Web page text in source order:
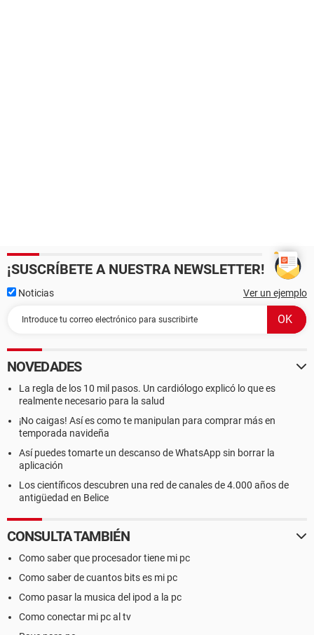
¡SUSCRÍBETE A NUESTRA NEWSLETTER!
Noticias Ver un ejemplo
NOVEDADES
La regla de los 10 mil pasos. Un cardiólogo explicó lo que es
realmente necesario para la salud
¡No caigas! Así es como te manipulan para comprar más en
temporada navideña
Así puedes tomarte un descanso de WhatsApp sin borrar la
aplicación
Los científicos descubren una red de canales de 4.000 años de
antigüedad en Belice
CONSULTA TAMBIÉN
Como saber que procesador tiene mi pc
Como saber de cuantos bits es mi pc
Como pasar la musica del ipod a la pc
Como conectar mi pc al tv